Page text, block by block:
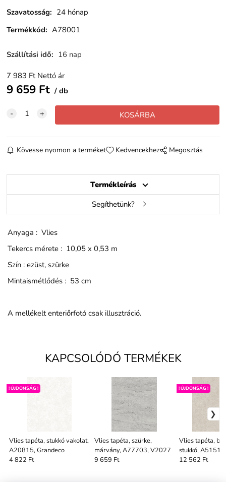
Szavatosság: 24 hónap
Termékkód: A78001
Szállítási idő: 16 nap
7 983 Ft Nettó ár
9 659 Ft db
Kövesse nyomon a terméket Kedvencekhez Megosztás
Termékleírás
Segíthetünk?
Anyaga : Vlies
Tekercs mérete : 10,05 x 0,53 m
Szín : ezüst, szürke
Mintaismétlődés : 53 cm
A mellékelt enteriőrfotó csak illusztráció.
KAPCSOLÓDÓ TERMÉKEK
Vlies tapéta, stukkó vakolat,
A20815, Grandeco
! ÚJDONSÁG !
4 822 Ft
Vlies tapéta, szürke,
márvány, A77703, V2027
9 659 Ft
Vlies tapéta,
stukkó,
! ÚJDONSÁG !
12 562 Ft